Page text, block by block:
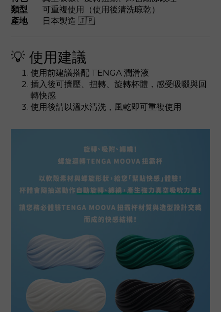
類型
可重複使用（使用後清洗晾乾）
產地
日本製造 🇯🇵
💡 使用建議
使用前建議搭配 TENGA 潤滑液
插入後可擠壓、扭轉、旋轉杯體，感受吸啜與回
轉快感
使用後請以溫水清洗，風乾即可重複使用